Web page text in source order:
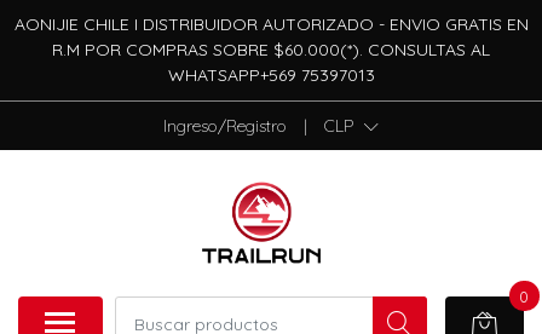
AONIJIE CHILE I DISTRIBUIDOR AUTORIZADO - ENVIO GRATIS EN
R.M POR COMPRAS SOBRE $60.000(*). CONSULTAS AL
WHATSAPP+569 75397013
Ingreso/Registro | CLP
0